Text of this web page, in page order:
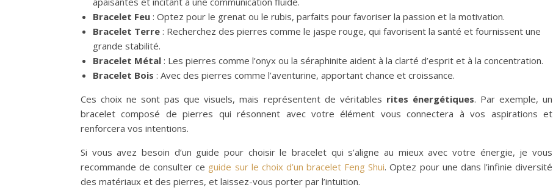
Bracelet Feu : Optez pour le grenat ou le rubis, parfaits pour favoriser la passion et la motivation.
Bracelet Terre : Recherchez des pierres comme le jaspe rouge, qui favorisent la santé et fournissent une
grande stabilité.
Bracelet Métal : Les pierres comme l’onyx ou la séraphinite aident à la clarté d’esprit et à la concentration.
Bracelet Bois : Avec des pierres comme l’aventurine, apportant chance et croissance.
Ces choix ne sont pas que visuels, mais représentent de véritables rites énergétiques. Par exemple, un
bracelet composé de pierres qui résonnent avec votre élément vous connectera à vos aspirations et
renforcera vos intentions.
Si vous avez besoin d’un guide pour choisir le bracelet qui s’aligne au mieux avec votre énergie, je vous
recommande de consulter ce guide sur le choix d’un bracelet Feng Shui. Optez pour une dans l’infinie diversité
des matériaux et des pierres, et laissez-vous porter par l’intuition.